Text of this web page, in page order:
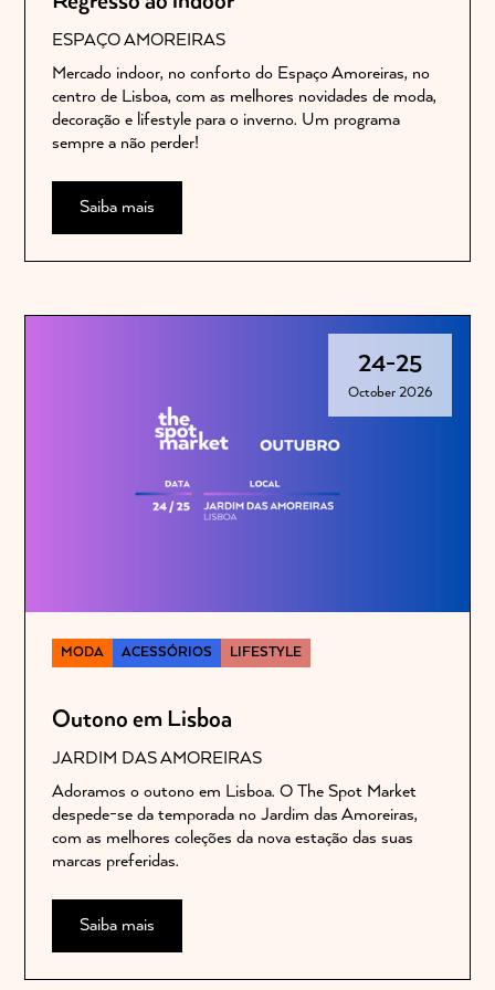
ESPAÇO AMOREIRAS
Mercado indoor, no conforto do Espaço Amoreiras, no
centro de Lisboa, com as melhores novidades de moda,
decoração e lifestyle para o inverno. Um programa
sempre a não perder!
Saiba mais
24-25
October 2026
MODA ACESSÓRIOS LIFESTYLE
Outono em Lisboa
JARDIM DAS AMOREIRAS
Adoramos o outono em Lisboa. O The Spot Market
despede-se da temporada no Jardim das Amoreiras,
com as melhores coleções da nova estação das suas
marcas preferidas.
Saiba mais